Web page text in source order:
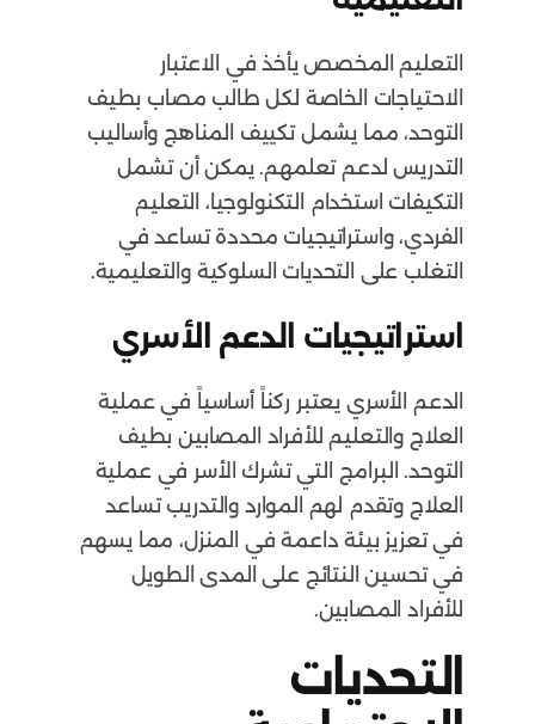
التعليم المخصص يأخذ في الاعتبار
الاحتياجات الخاصة لكل طالب مصاب بطيف
التوحد، مما يشمل تكييف المناهج وأساليب
التدريس لدعم تعلمهم. يمكن أن تشمل
التكيفات استخدام التكنولوجيا، التعليم
الفردي، واستراتيجيات محددة تساعد في
التغلب على التحديات السلوكية والتعليمية.
استراتيجيات الدعم الأسري
الدعم الأسري يعتبر ركناً أساسياً في عملية
العلاج والتعليم للأفراد المصابين بطيف
التوحد. البرامج التي تشرك الأسر في عملية
العلاج وتقدم لهم الموارد والتدريب تساعد
في تعزيز بيئة داعمة في المنزل، مما يسهم
في تحسين النتائج على المدى الطويل
للأفراد المصابين.
التحديات